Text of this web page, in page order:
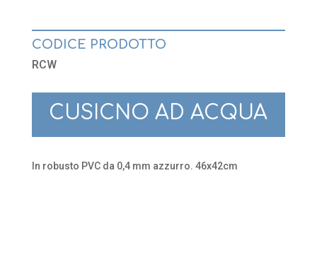
CODICE PRODOTTO
RCW
CUSICNO AD ACQUA
In robusto PVC da 0,4 mm azzurro. 46x42cm